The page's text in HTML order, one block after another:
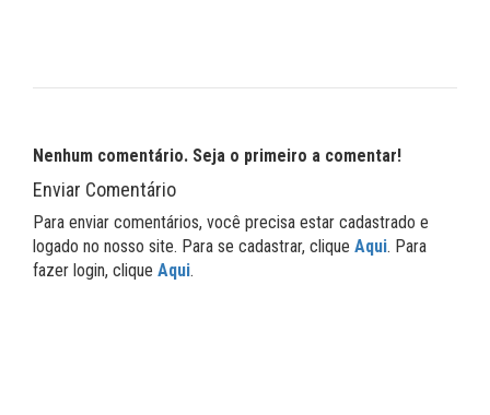
Nenhum comentário. Seja o primeiro a comentar!
Enviar Comentário
Para enviar comentários, você precisa estar cadastrado e
logado no nosso site. Para se cadastrar, clique Aqui. Para
fazer login, clique Aqui.